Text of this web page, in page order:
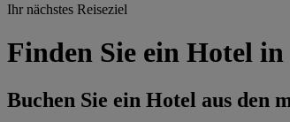
Ihr nächstes Reiseziel
Finden Sie ein Hotel
Buchen Sie ein Hotel aus den